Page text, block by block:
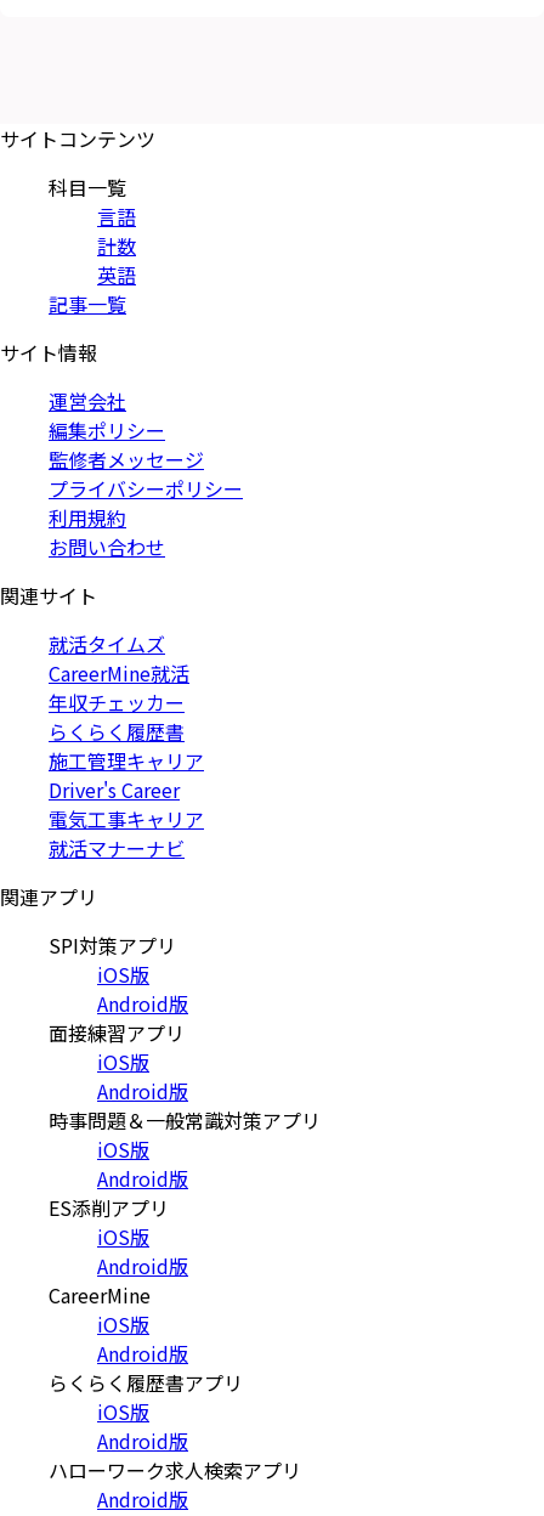
サイトコンテンツ
科目一覧
言語
計数
英語
記事一覧
サイト情報
運営会社
編集ポリシー
監修者メッセージ
プライバシーポリシー
利用規約
お問い合わせ
関連サイト
就活タイムズ
CareerMine就活
年収チェッカー
らくらく履歴書
施工管理キャリア
Driver's Career
電気工事キャリア
就活マナーナビ
関連アプリ
SPI対策アプリ
iOS版
Android版
面接練習アプリ
iOS版
Android版
時事問題＆一般常識対策アプリ
iOS版
Android版
ES添削アプリ
iOS版
Android版
CareerMine
iOS版
Android版
らくらく履歴書アプリ
iOS版
Android版
ハローワーク求人検索アプリ
Android版